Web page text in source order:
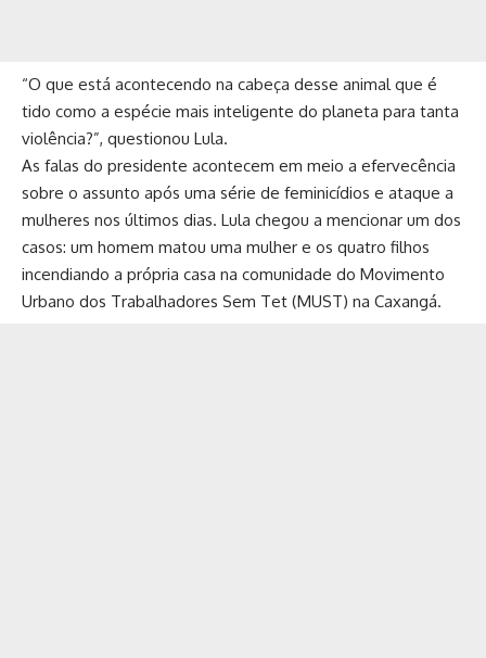
“O que está acontecendo na cabeça desse animal que é
tido como a espécie mais inteligente do planeta para tanta
violência?”, questionou Lula.
As falas do presidente acontecem em meio a efervecência
sobre o assunto após uma série de feminicídios e ataque a
mulheres nos últimos dias. Lula chegou a mencionar um dos
casos: um homem matou uma mulher e os quatro filhos
incendiando a própria casa na comunidade do Movimento
Urbano dos Trabalhadores Sem Tet (MUST) na Caxangá.